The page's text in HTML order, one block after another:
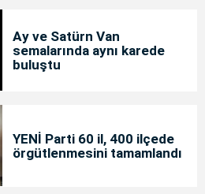
Ay ve Satürn Van
semalarında aynı karede
buluştu
YENİ Parti 60 il, 400 ilçede
örgütlenmesini tamamlandı